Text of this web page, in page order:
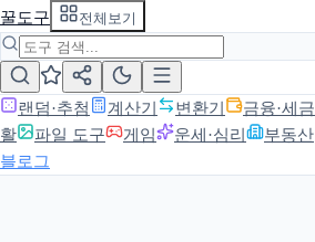
꿀도구 전체보기
랜덤·추첨 계산기 변환기 금융·세금
활
파일 도구 게임 운세·심리
부동산
블로그